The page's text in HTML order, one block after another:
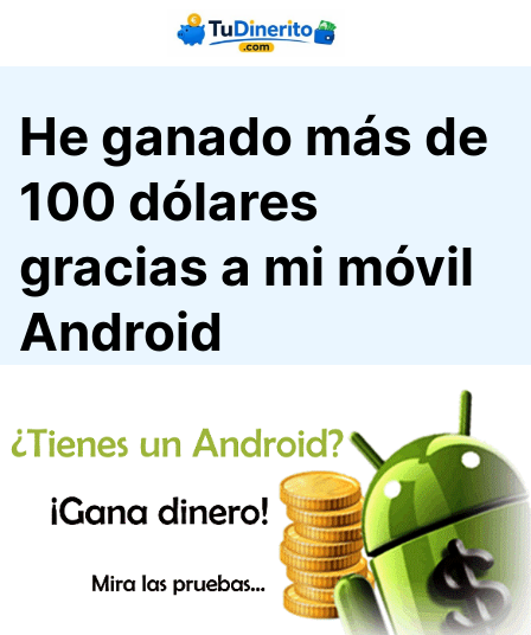
He ganado más de
100 dólares
gracias a mi móvil
Android